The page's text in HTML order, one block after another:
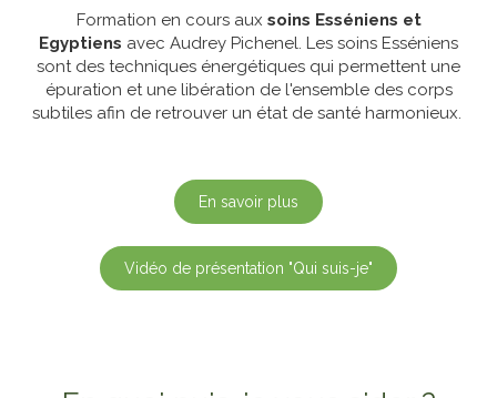
Formation en cours aux soins Esséniens et
Egyptiens avec Audrey Pichenel. Les soins Esséniens
sont des techniques énergétiques qui permettent une
épuration et une libération de l'ensemble des corps
subtiles afin de retrouver un état de santé harmonieux.
En savoir plus
Vidéo de présentation "Qui suis-je"